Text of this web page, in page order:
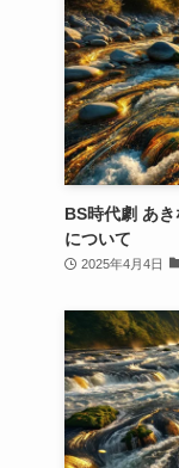
BS時代劇 あ
について
2025年4月4日